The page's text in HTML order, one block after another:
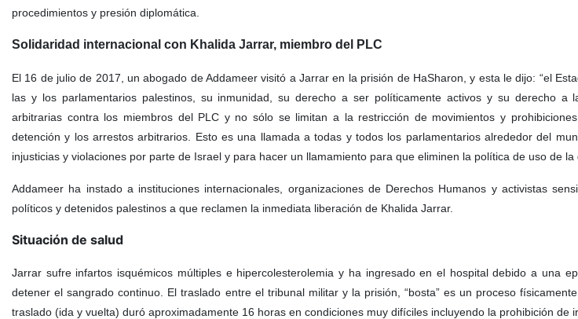
procedimientos y presión diplomática.
Solidaridad internacional con Khalida Jarrar, miembro del PLC
El 16 de julio de 2017, un abogado de Addameer visitó a Jarrar en la prisión de HaSharon, y esta le dijo: “el
las y los parlamentarios palestinos, su inmunidad, su derecho a ser políticamente activos y su derecho a
arbitrarias contra los miembros del PLC y no sólo se limitan a la restricción de movimientos y
detención y los arrestos arbitrarios. Esto es una llamada a todas y todos los parlamentarios alrededor del
injusticias y violaciones por parte de Israel y para hacer un llamamiento para que eliminen la política de uso de la
Addameer ha instado a instituciones internacionales, organizaciones de Derechos Humanos y activistas
políticos y detenidos palestinos a que reclamen la inmediata liberación de Khalida Jarrar.
Situación de salud
Jarrar sufre infartos isquémicos múltiples e hipercolesterolemia y ha ingresado en el hospital debido a una
detener el sangrado continuo. El traslado entre el tribunal militar y la prisión, “bosta” es un proceso
traslado (ida y vuelta) duró aproximadamente 16 horas en condiciones muy difíciles incluyendo la prohibición de